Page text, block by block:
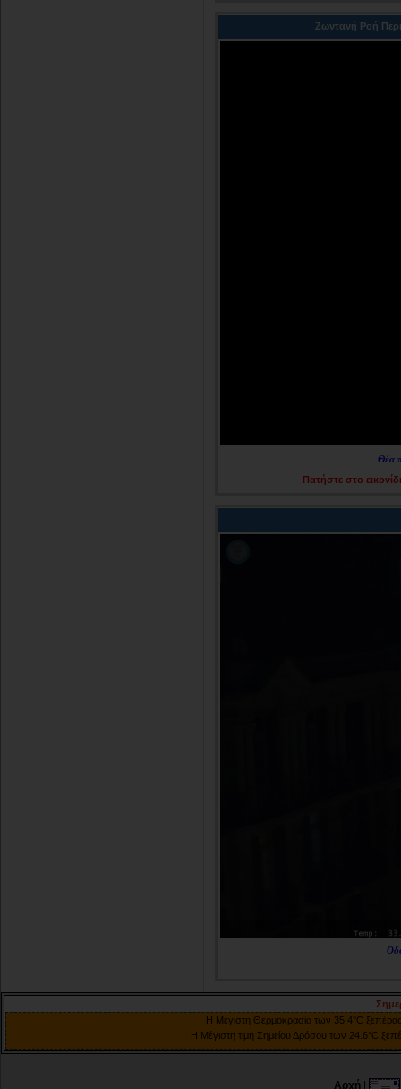
Ζωντανή Ροή
Θέα
Πατήστε στο
Η Μέγιστη Θερμοκρασία των 35.4°C
Η Μέγιστη τιμή Σημείου Δρόσου των 24.6°C
Αρχή